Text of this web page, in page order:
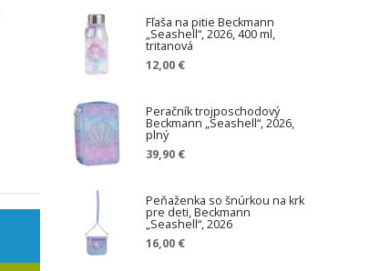
Fľaša na pitie Beckmann
„Seashell“, 2026, 400 ml,
tritanová
12,00 €
Peračník trojposchodový
Beckmann „Seashell“, 2026,
plný
39,90 €
Peňaženka so šnúrkou na krk
pre deti, Beckmann
„Seashell“, 2026
16,00 €